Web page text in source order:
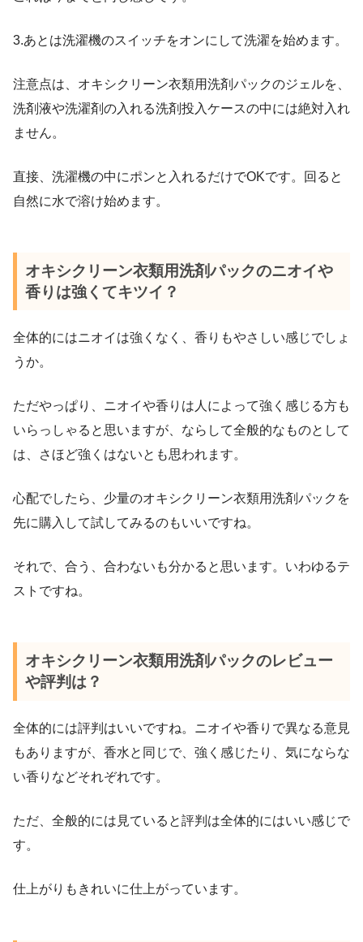
3.あとは洗濯機のスイッチをオンにして洗濯を始めます。
注意点は、オキシクリーン衣類用洗剤パックのジェルを、
洗剤液や洗濯剤の入れる洗剤投入ケースの中には絶対入れ
ません。
直接、洗濯機の中にポンと入れるだけでOKです。回ると
自然に水で溶け始めます。
オキシクリーン衣類用洗剤パックのニオイや
香りは強くてキツイ？
全体的にはニオイは強くなく、香りもやさしい感じでしょ
うか。
ただやっぱり、ニオイや香りは人によって強く感じる方も
いらっしゃると思いますが、ならして全般的なものとして
は、さほど強くはないとも思われます。
心配でしたら、少量のオキシクリーン衣類用洗剤パックを
先に購入して試してみるのもいいですね。
それで、合う、合わないも分かると思います。いわゆるテ
ストですね。
オキシクリーン衣類用洗剤パックのレビュー
や評判は？
全体的には評判はいいですね。ニオイや香りで異なる意見
もありますが、香水と同じで、強く感じたり、気にならな
い香りなどそれぞれです。
ただ、全般的には見ていると評判は全体的にはいい感じで
す。
仕上がりもきれいに仕上がっています。